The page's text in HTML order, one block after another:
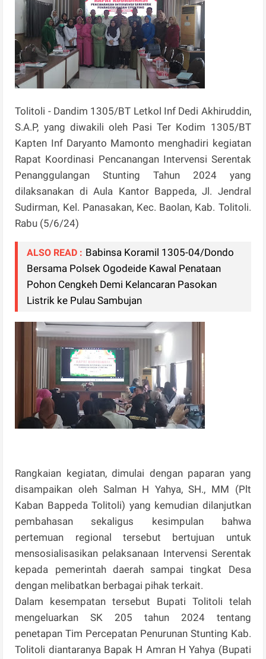
Tolitoli - Dandim 1305/BT Letkol Inf Dedi Akhiruddin,
S.A.P, yang diwakili oleh Pasi Ter Kodim 1305/BT
Kapten Inf Daryanto Mamonto menghadiri kegiatan
Rapat Koordinasi Pencanangan Intervensi Serentak
Penanggulangan Stunting Tahun 2024 yang
dilaksanakan di Aula Kantor Bappeda, Jl. Jendral
Sudirman, Kel. Panasakan, Kec. Baolan, Kab. Tolitoli.
Rabu (5/6/24)
ALSO READ : Babinsa Koramil 1305-04/Dondo
Bersama Polsek Ogodeide Kawal Penataan
Pohon Cengkeh Demi Kelancaran Pasokan
Listrik ke Pulau Sambujan
Rangkaian kegiatan, dimulai dengan paparan yang
disampaikan oleh Salman H Yahya, SH., MM (Plt
Kaban Bappeda Tolitoli) yang kemudian dilanjutkan
pembahasan sekaligus kesimpulan bahwa
pertemuan regional tersebut bertujuan untuk
mensosialisasikan pelaksanaan Intervensi Serentak
kepada pemerintah daerah sampai tingkat Desa
dengan melibatkan berbagai pihak terkait.
Dalam kesempatan tersebut Bupati Tolitoli telah
mengeluarkan SK 205 tahun 2024 tentang
penetapan Tim Percepatan Penurunan Stunting Kab.
Tolitoli diantaranya Bapak H Amran H Yahya (Bupati